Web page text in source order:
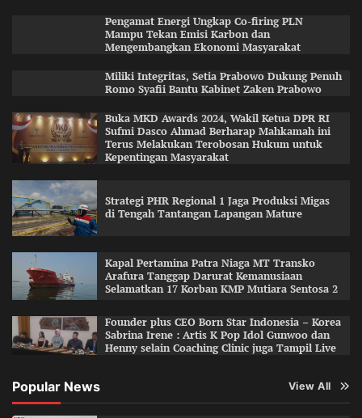
Pengamat Energi Ungkap Co-firing PLN
Mampu Tekan Emisi Karbon dan
Mengembangkan Ekonomi Masyarakat
Miliki Integritas, Setia Prabowo Dukung Penuh
Romo Syafii Bantu Kabinet Zaken Prabowo
Buka MKD Awards 2024, Wakil Ketua DPR RI
Sufmi Dasco Ahmad Berharap Mahkamah ini
Terus Melakukan Terobosan Hukum untuk
Kepentingan Masyarakat
Strategi PHR Regional 1 Jaga Produksi Migas
di Tengah Tantangan Lapangan Mature
Kapal Pertamina Patra Niaga MT Transko
Arafura Tanggap Darurat Kemanusiaan
Selamatkan 17 Korban KMP Mutiara Sentosa 2
Founder plus CEO Born Star Indonesia – Korea
Sabrina Irene : Artis K Pop Idol Gunwoo dan
Henny selain Coaching Clinic juga Tampil Live
Popular News View All